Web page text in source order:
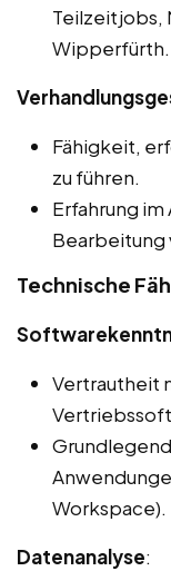
Teilzeitjobs,
Wipperfürth.
Fähigkeit,
zu führen.
Erfahrung im
Bearbeitung
Technische
Vertrautheit
Workspace).
Datenanalyse: